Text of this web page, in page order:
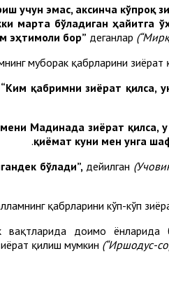
учун эмас, аксинча кўпроқ
марта бўладиган ҳайитга
эҳтимоли бор” деганлар
муборак қабрларини зиёрат
“Ким қабримни зиёрат қилса,
Мадинада зиёрат қилса,
қиёмат куни мен унга
бўлади”,дейилган
қабрларини кўп-кўп
доимо ёнларида
қилиш мумкин (“Иршодус-